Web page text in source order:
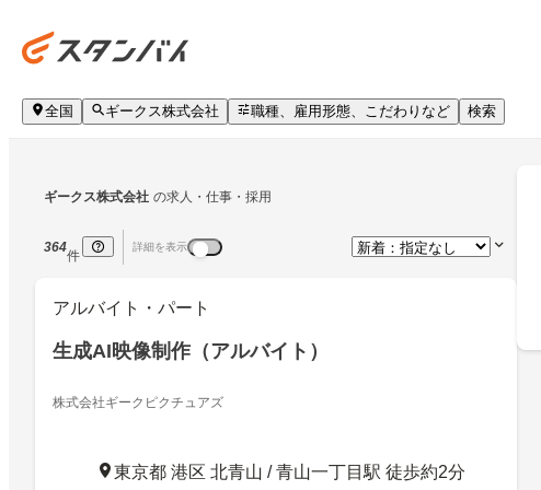
全国 ギークス株式会社 職種、雇用形態、こだわりなど 検索
ギークス株式会社 の求人・仕事・採用
364
件
詳細を表示
アルバイト・パート
生成AI映像制作（アルバイト）
株式会社ギークピクチュアズ
東京都 港区 北青山 / 青山一丁目駅 徒歩約2分